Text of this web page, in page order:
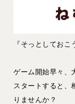
『そっとしておこ
ゲーム開始早々、
スタートすると
りませんか？